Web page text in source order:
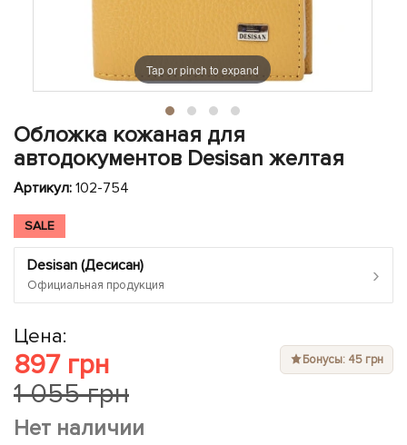
Tap or pinch to expand
Обложка кожаная для
автодокументов Desisan желтая
Артикул: 102-754
SALE
Desisan (Десисан)
Официальная продукция ›
Цена:
897 грн
1 055 грн
Бонусы: 45 грн
Нет наличии